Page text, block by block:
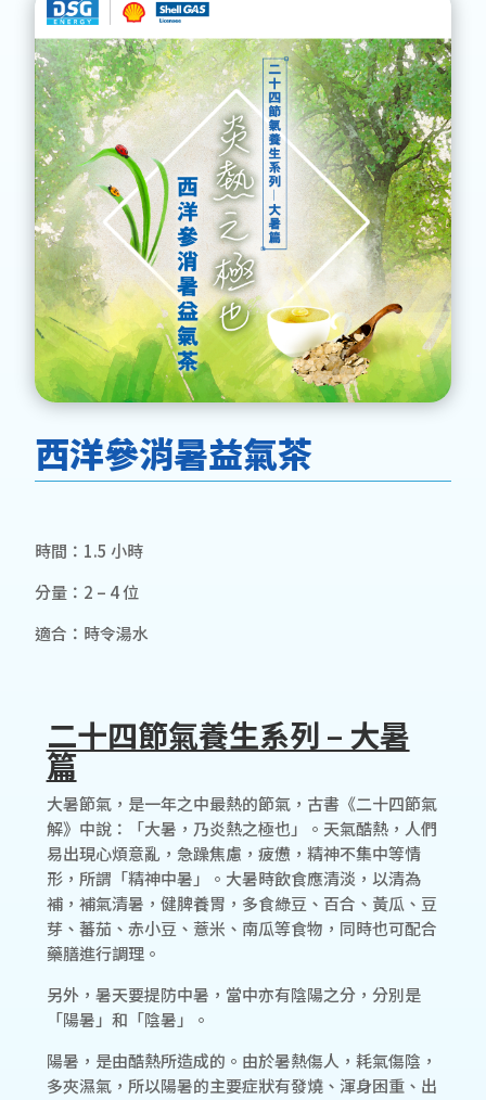
西洋參消暑益氣茶
時間：1.5 小時
分量：2 – 4 位
適合：時令湯水
二十四節氣養生系列 – 大暑
篇
大暑節氣，是一年之中最熱的節氣，古書《二十四節氣
解》中說：「大暑，乃炎熱之極也」。天氣酷熱，人們
易出現心煩意亂，急躁焦慮，疲憊，精神不集中等情
形，所謂「精神中暑」。大暑時飲食應清淡，以清為
補，補氣清暑，健脾養胃，多食綠豆、百合、黃瓜、豆
芽、蕃茄、赤小豆、薏米、南瓜等食物，同時也可配合
藥膳進行調理。
另外，暑天要提防中暑，當中亦有陰陽之分，分別是
「陽暑」和「陰暑」。
陽暑，是由酷熱所造成的。由於暑熱傷人，耗氣傷陰，
多夾濕氣，所以陽暑的主要症狀有發燒、渾身困重、出